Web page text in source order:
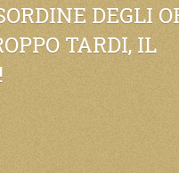
DEGLI
TARDI, IL